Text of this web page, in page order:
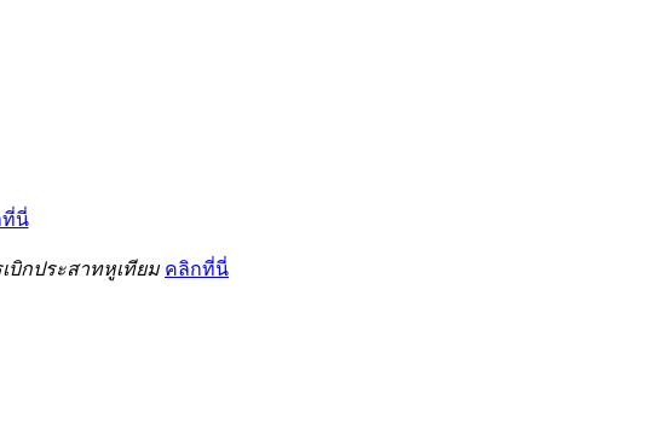
นี่
บิกประสาทหูเทียม คลิกที่นี่